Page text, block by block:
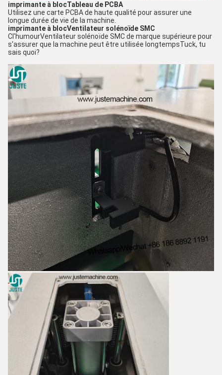
imprimante à blocTableau de PCBA
Utilisez une carte PCBA de haute qualité pour assurer une
longue durée de vie de la machine.
imprimante à blocVentilateur solénoïde SMC
Cl'humourVentilateur solénoïde SMC de marque supérieure pour
s'assurer que la machine peut être utilisée longtempsTuck, tu
sais quoi?